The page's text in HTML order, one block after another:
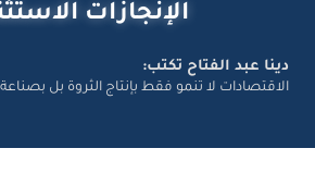
الإنجازات
دينا عبد الفتاح تكتب:
الاقتصادات لا تنمو فقط بإنتاج الثروة بل بصناعة